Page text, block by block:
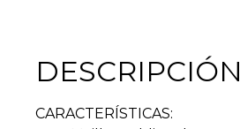
DESCRIPCIÓN
CARACTERÍSTICAS: